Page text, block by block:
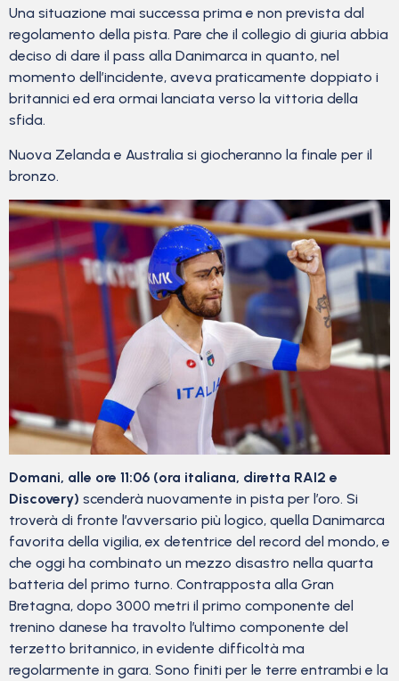
Una situazione mai successa prima e non prevista dal
regolamento della pista. Pare che il collegio di giuria abbia
deciso di dare il pass alla Danimarca in quanto, nel
momento dell’incidente, aveva praticamente doppiato i
britannici ed era ormai lanciata verso la vittoria della
sfida.
Nuova Zelanda e Australia si giocheranno la finale per il
bronzo.
Domani, alle ore 11:06 (ora italiana, diretta RAI2 e
Discovery) scenderà nuovamente in pista per l’oro. Si
troverà di fronte l’avversario più logico, quella Danimarca
favorita della vigilia, ex detentrice del record del mondo, e
che oggi ha combinato un mezzo disastro nella quarta
batteria del primo turno. Contrapposta alla Gran
Bretagna, dopo 3000 metri il primo componente del
trenino danese ha travolto l’ultimo componente del
terzetto britannico, in evidente difficoltà ma
regolarmente in gara. Sono finiti per le terre entrambi e la